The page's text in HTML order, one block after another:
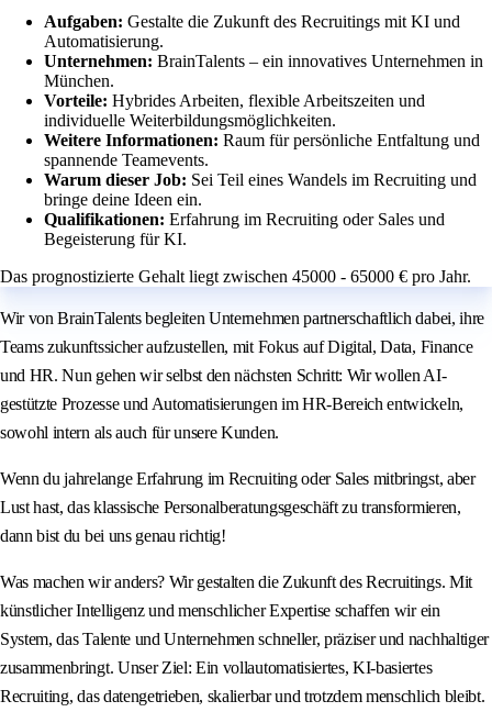
Aufgaben: Gestalte die Zukunft des Recruitings mit KI und
Automatisierung.
Unternehmen: BrainTalents – ein innovatives Unternehmen in
München.
Vorteile: Hybrides Arbeiten, flexible Arbeitszeiten und
individuelle Weiterbildungsmöglichkeiten.
Weitere Informationen: Raum für persönliche Entfaltung und
spannende Teamevents.
Warum dieser Job: Sei Teil eines Wandels im Recruiting und
bringe deine Ideen ein.
Qualifikationen: Erfahrung im Recruiting oder Sales und
Begeisterung für KI.
Das prognostizierte Gehalt liegt zwischen 45000 - 65000 € pro Jahr.
Wir von BrainTalents begleiten Unternehmen partnerschaftlich dabei, ihre
Teams zukunftssicher aufzustellen, mit Fokus auf Digital, Data, Finance
und HR. Nun gehen wir selbst den nächsten Schritt: Wir wollen AI-
gestützte Prozesse und Automatisierungen im HR-Bereich entwickeln,
sowohl intern als auch für unsere Kunden.
Wenn du jahrelange Erfahrung im Recruiting oder Sales mitbringst, aber
Lust hast, das klassische Personalberatungsgeschäft zu transformieren,
dann bist du bei uns genau richtig!
Was machen wir anders? Wir gestalten die Zukunft des Recruitings. Mit
künstlicher Intelligenz und menschlicher Expertise schaffen wir ein
System, das Talente und Unternehmen schneller, präziser und nachhaltiger
zusammenbringt. Unser Ziel: Ein vollautomatisiertes, KI-basiertes
Recruiting, das datengetrieben, skalierbar und trotzdem menschlich bleibt.